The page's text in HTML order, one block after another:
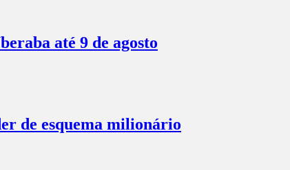
até 9 de agosto
de esquema milionário